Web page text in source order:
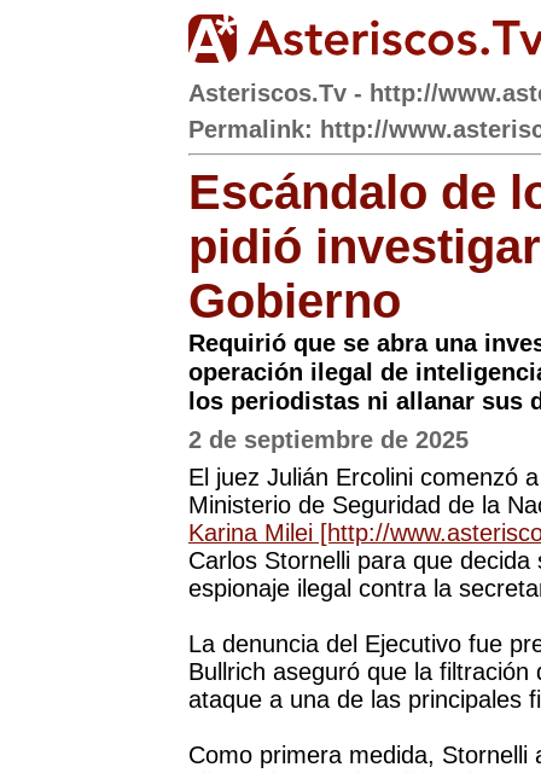
Asteriscos.Tv - http://
Permalink: http://
Escándalo de
pidió
Gobierno
Requirió que se abra una
operación ilegal de
los periodistas ni allanar sus
2 de septiembre de 2025
El juez Julián Ercolini comenzó
Ministerio de Seguridad de la
Karina Milei
Carlos Stornelli para que
espionaje ilegal contra la
La denuncia del Ejecutivo fue
Bullrich aseguró que la
ataque a una de las principales
Como primera medida, Stornelli